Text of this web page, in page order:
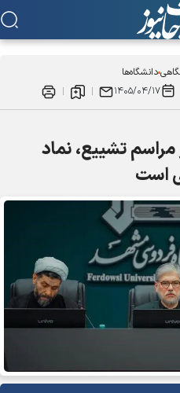
دانشگاه‌ها
۱۴۰۵/۰۴/۱۷
تشییع، نماد
است